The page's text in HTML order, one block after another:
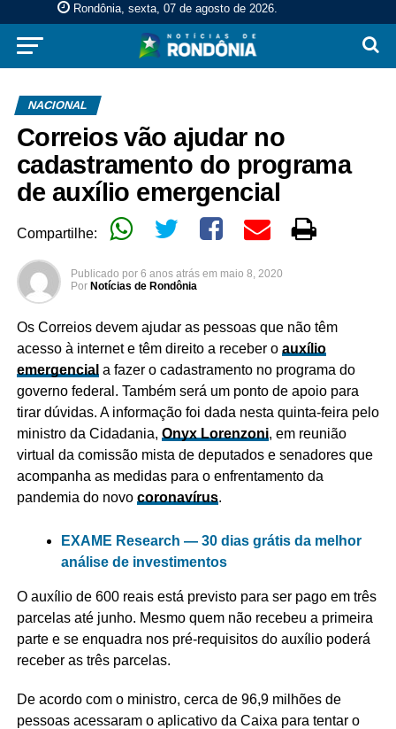
Rondônia, sexta, 07 de agosto de 2026.
NACIONAL
Correios vão ajudar no
cadastramento do programa
de auxílio emergencial
Compartilhe:
Publicado por 6 anos atrás em maio 8, 2020
Por Notícias de Rondônia
Os Correios devem ajudar as pessoas que não têm
acesso à internet e têm direito a receber o auxílio
emergencial a fazer o cadastramento no programa do
governo federal. Também será um ponto de apoio para
tirar dúvidas. A informação foi dada nesta quinta-feira pelo
ministro da Cidadania, Onyx Lorenzoni, em reunião
virtual da comissão mista de deputados e senadores que
acompanha as medidas para o enfrentamento da
pandemia do novo coronavírus.
EXAME Research — 30 dias grátis da melhor
análise de investimentos
O auxílio de 600 reais está previsto para ser pago em três
parcelas até junho. Mesmo quem não recebeu a primeira
parte e se enquadra nos pré-requisitos do auxílio poderá
receber as três parcelas.
De acordo com o ministro, cerca de 96,9 milhões de
pessoas acessaram o aplicativo da Caixa para tentar o